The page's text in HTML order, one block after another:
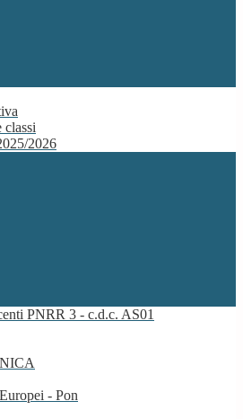
classi
2026
PNRR 3 - c.d.c. AS01
- Pon